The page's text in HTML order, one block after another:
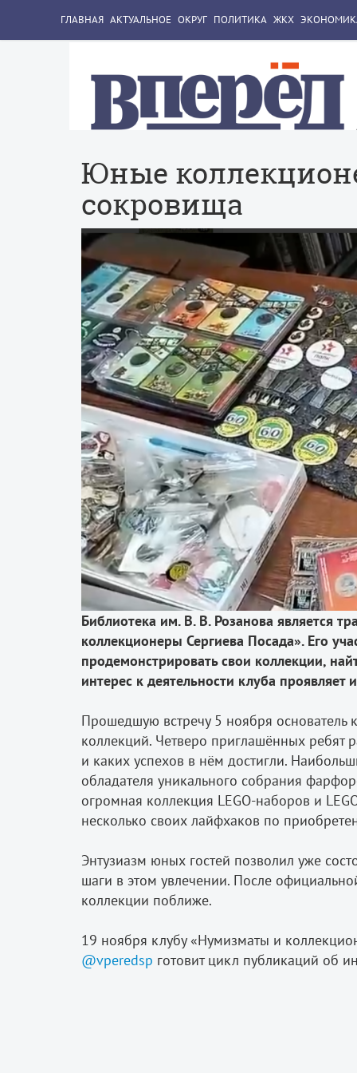
ГЛАВНАЯ АКТУАЛЬНОЕ ОКРУГ ПОЛИТИКА ЖКХ
Юные
сокровища
Библиотека им. В. В. Розанова является
коллекционеры Сергиева Посада». Его
продемонстрировать свои коллекции,
интерес к деятельности клуба
Прошедшую встречу 5 ноября основатель
коллекций. Четверо приглашённых ребят
и каких успехов в нём достигли.
обладателя уникального собрания
огромная коллекция LEGO-наборов и
несколько своих лайфхаков по
Энтузиазм юных гостей позволил уже
шаги в этом увлечении. После
коллекции поближе.
19 ноября клубу «Нумизматы и
@vperedsp готовит цикл публикаций об